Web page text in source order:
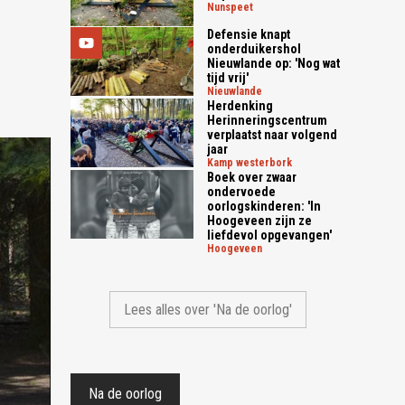
nunspeet
Defensie knapt
onderduikershol
Nieuwlande op: 'Nog wat
tijd vrij'
nieuwlande
Herdenking
Herinneringscentrum
verplaatst naar volgend
jaar
kamp westerbork
Boek over zwaar
ondervoede
oorlogskinderen: 'In
Hoogeveen zijn ze
liefdevol opgevangen'
hoogeveen
Lees alles over 'Na de oorlog'
Na de oorlog